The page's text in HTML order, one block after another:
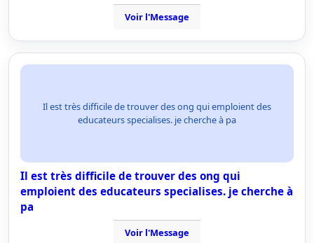
Voir l'Message
Il est très difficile de trouver des ong qui emploient des
educateurs specialises. je cherche à pa
Il est très difficile de trouver des ong qui
emploient des educateurs specialises. je cherche à
pa
Voir l'Message